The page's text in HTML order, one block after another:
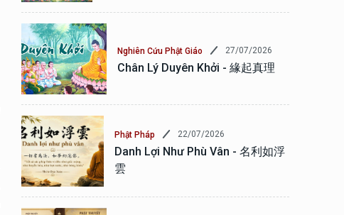
Nghiên Cứu Phật Giáo 27/07/2026
Chân Lý Duyên Khởi - 緣起真理
Phật Pháp 22/07/2026
Danh Lợi Như Phù Vân - 名利如浮
雲